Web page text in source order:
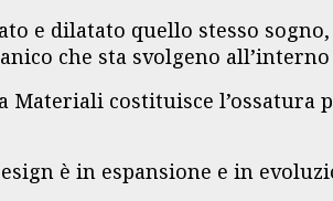
e dilatato quello stesso
che sta svolgeno
Materiali costituisce
è in espansione e in